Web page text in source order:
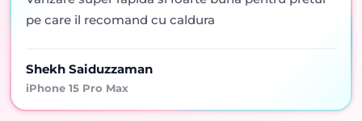
pe care il recomand cu caldura
Shekh Saiduzzaman
iPhone 15 Pro Max